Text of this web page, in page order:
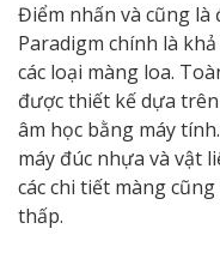
Điểm nhấn và cũng là
Paradigm chính là
các loại màng loa.
được thiết kế dựa
âm học bằng máy
máy đúc nhựa và vật
các chi tiết màng
thấp.